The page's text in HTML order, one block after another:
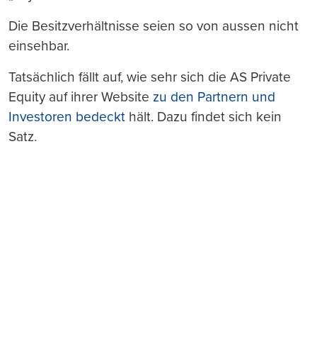
Die Besitzverhältnisse seien so von aussen nicht
einsehbar.
Tatsächlich fällt auf, wie sehr sich die AS Private
Equity auf ihrer Website zu den Partnern und
Investoren bedeckt hält. Dazu findet sich kein
Satz.